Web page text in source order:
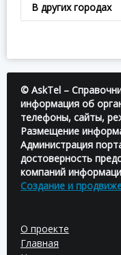
В других городах
© AskTel –
информация об
телефоны, сайты,
Размещение
Администрация
достоверность
компаний
Создание и
О проекте
Главная